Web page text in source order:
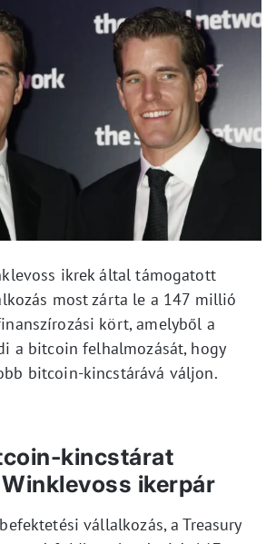
ikrek által támogatott
most zárta le a 147 millió
kört, amelyből a
a bitcoin felhalmozását, hogy
bitcoin-kincstárává váljon.
kincstárat
ikerpár
vállalkozás, a Treasury